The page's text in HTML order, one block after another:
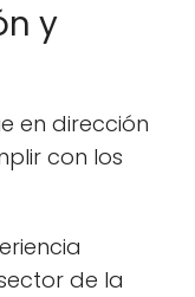
y
en dirección
con los
de la